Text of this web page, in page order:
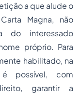
a que alude o
Magna, não
do interessado
próprio. Para
habilitado, na
possível, com
garantir a